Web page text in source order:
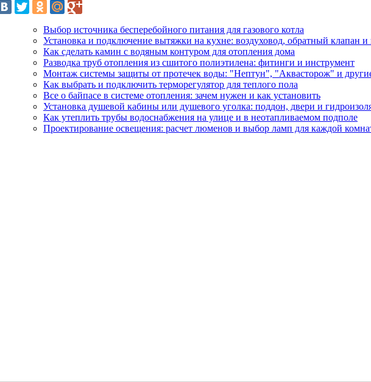
Выбор источника бесперебойного питания для газового котла
Установка и подключение вытяжки на кухне: воздуховод, обратный клапан
Как сделать камин с водяным контуром для отопления дома
Разводка труб отопления из сшитого полиэтилена: фитинги и инструмент
Монтаж системы защиты от протечек воды: "Нептун", "Аквасторож" и
Как выбрать и подключить терморегулятор для теплого пола
Все о байпасе в системе отопления: зачем нужен и как установить
Установка душевой кабины или душевого уголка: поддон, двери и
Как утеплить трубы водоснабжения на улице и в неотапливаемом подполе
Проектирование освещения: расчет люменов и выбор ламп для каждой